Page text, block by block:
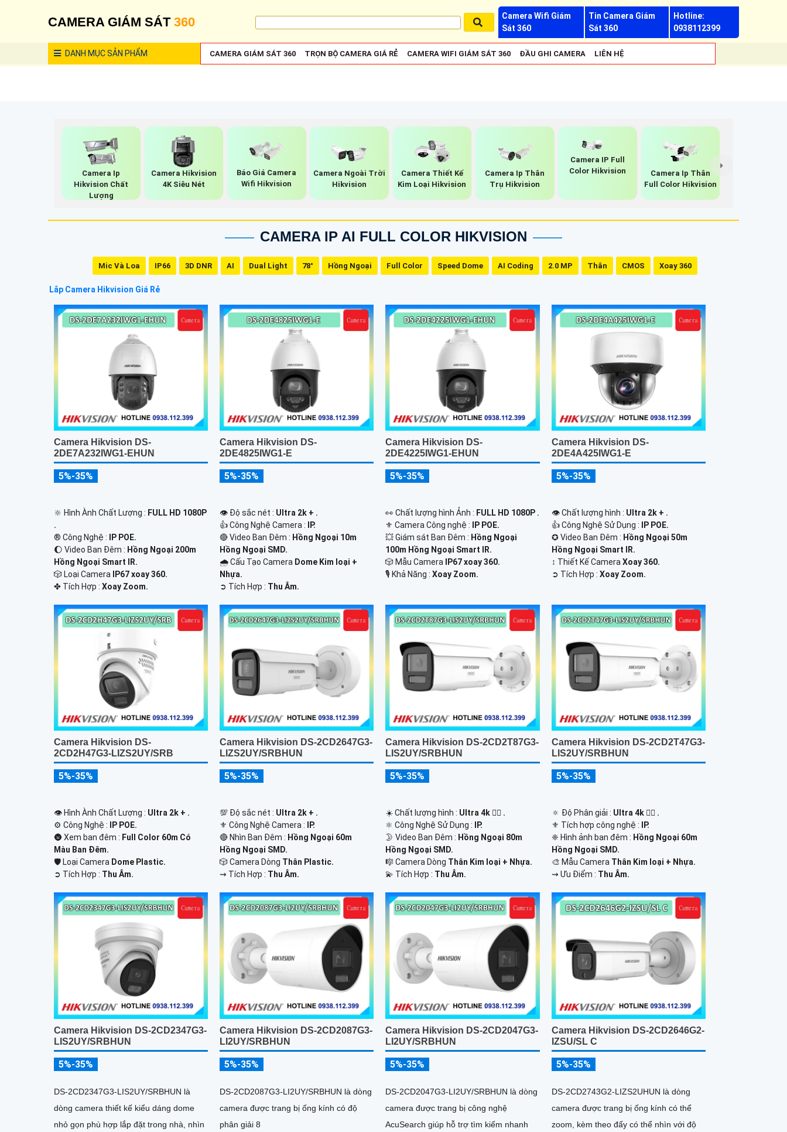
CAMERA GIÁM SÁT 360
Camera Wifi Giám
Sát 360
Tin Camera Giám
Sát 360
Hotline:
0938112399
DANH MỤCSẢN PHẨM CAMERA GIÁM SÁT 360 TRỌN BỘ CAMERA GIÁ RẺ CAMERA WIFI GIÁM SÁT 360 ĐẦU GHI CAMERA LIÊN HỆ
Camera Ip
Hikvision Chất
Lượng
Camera Hikvision
4K Siêu Nét
Báo Giá Camera
Wifi Hikvision
Camera Ngoài Trời
Hikvision
Camera Thiết Kế
Kim Loại Hikvision
Camera Ip Thân
Trụ Hikvision
Camera IP Full
Color Hikvision
Camera Ip Thân
Full Color Hikvision
CAMERA IP AI FULL COLOR HIKVISION
Mic Và Loa IP66 3D DNR AI Dual Light 78° Hồng Ngoại Full Color Speed Dome AI Coding 2.0 MP Thân CMOS Xoay 360
Lắp Camera Hikvision Giá Rẻ
Camera Hikvision DS-
2DE7A232IWG1-EHUN
5%-35%
🔆 Hình Ành Chất Lượng : FULL HD 1080P
.
®️ Công Nghệ :
IP POE.
🌔 Video Ban Đêm : Hồng Ngoại 200m
Hồng Ngoại Smart IR.
🎲 Loại Camera
IP67 xoay 360.
️✤ Tích Hợp : Xoay Zoom.
Camera Hikvision DS-
2DE4825IWG1-E
5%-35%
👁 Độ sắc nét : Ultra 2k + .
👍 Công Nghệ Camera :
IP.
🔴 Video Ban Đêm : Hồng Ngoại 10m
Hồng Ngoại SMD.
🌧️ Cấu Tạo Camera Dome Kim loại +
Nhựa.
️➲ Tích Hợp : Thu Âm.
Camera Hikvision DS-
2DE4225IWG1-EHUN
5%-35%
️👀 Chất lượng hình Ảnh : FULL HD 1080P .
⚜️ Camera Công nghệ :
IP POE.
💥 Giám sát Ban Đêm : Hồng Ngoại
100m Hồng Ngoại Smart IR.
🎲 Mẫu Camera
IP67 xoay 360.
️🎙 Khả Năng :Xoay Zoom.
Camera Hikvision DS-
2DE4A425IWG1-E
5%-35%
👁 Chất lượng hình : Ultra 2k + .
👍 Công Nghệ Sử Dụng :
IP POE.
✪ Video Ban Đêm : Hồng Ngoại 50m
Hồng Ngoại Smart IR.
↕️ Thiết Kế Camera Xoay 360.
️➲ Tích Hợp : Xoay Zoom.
Camera Hikvision DS-
2CD2H47G3-LIZS2UY/SRB
5%-35%
👁 Hình Ành Chất Lượng : Ultra 2k + .
⚙ Công Nghệ :
IP POE.
🌚 Xem ban đêm : Full Color 60m Có
Màu Ban Ðêm.
🛡 Loại Camera Dome Plastic.
️➲ Tích Hợp : Thu Âm.
Camera Hikvision DS-2CD2647G3-
LIZS2UY/SRBHUN
5%-35%
💯 Độ sắc nét : Ultra 2k + .
⚜️ Công Nghệ Camera :
IP.
🔴 Nhìn Ban Đêm : Hồng Ngoại 60m
Hồng Ngoại SMD.
🎲 Camera Dòng Thân Plastic.
️⇝ Tích Hợp : Thu Âm.
Camera Hikvision DS-2CD2T87G3-
LIS2UY/SRBHUN
5%-35%
☀️ Chất lượng hình : Ultra 4k 👍🏾 .
⚛️ Công Nghệ Sử Dụng :
IP.
🌛 Video Ban Đêm : Hồng Ngoại 80m
Hồng Ngoại SMD.
🎼️ Camera Dòng Thân Kim loại + Nhựa.
️💫 Tích Hợp : Thu Âm.
Camera Hikvision DS-2CD2T47G3-
LIS2UY/SRBHUN
5%-35%
🔅 Độ Phân giải : Ultra 4k 👍🏾 .
⚜️ Tích hợp công nghệ :
IP.
❈ Hình ảnh ban đêm : Hồng Ngoại 60m
Hồng Ngoại SMD.
🎨 Mẫu Camera Thân Kim loại + Nhựa.
️⇝ Ưu Điểm : Thu Âm.
Camera Hikvision DS-2CD2347G3-
LIS2UY/SRBHUN
5%-35%
DS-2CD2347G3-LIS2UY/SRBHUN là
dòng camera thiết kế kiểu dáng dome
nhỏ gọn phù hợp lắp đặt trong nhà, nhìn
Camera Hikvision DS-2CD2087G3-
LI2UY/SRBHUN
5%-35%
DS-2CD2087G3-LI2UY/SRBHUN là dòng
camera được trang bị ống kính có độ
phân giải 8
Camera Hikvision DS-2CD2047G3-
LI2UY/SRBHUN
5%-35%
DS-2CD2047G3-LI2UY/SRBHUN là dòng
camera được trang bị công nghệ
AcuSearch giúp hỗ trợ tìm kiếm nhanh
Camera Hikvision DS-2CD2646G2-
IZSU/SL C
5%-35%
DS-2CD2743G2-LIZS2UHUN là dòng
camera được trang bị ống kính có thể
zoom, kèm theo đấy có thể nhìn với độ